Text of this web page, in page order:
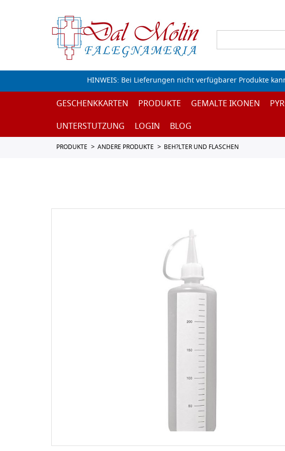
HINWEIS: Bei Lieferungen nicht verfügbarer Produkte
GESCHENKKARTEN PRODUKTE GEMALTE IKONEN
UNTERSTUTZUNG
LOGIN BLOG
PRODUKTE ANDERE PRODUKTE BEH?LTER UND FLASCHEN